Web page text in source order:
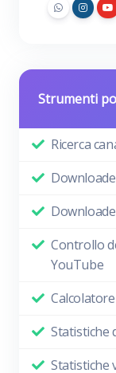
Strumenti
Ricerca
Controllo
YouTube
Statistiche
Statistiche